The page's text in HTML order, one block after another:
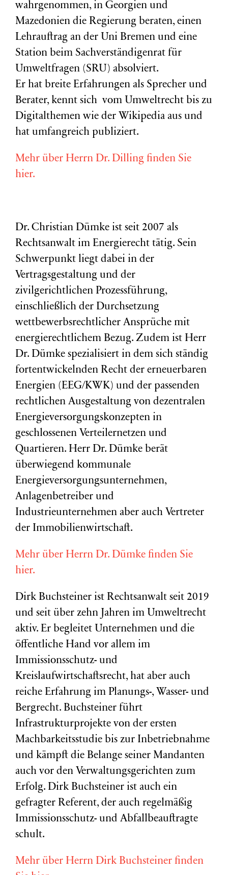
wahrgenommen, in Georgien und
Mazedonien die Regierung beraten, einen
Lehrauftrag an der Uni Bremen und eine
Station beim Sachverständigenrat für
Umweltfragen (SRU) absolviert.
Er hat breite Erfahrungen als Sprecher und
Berater, kennt sich vom Umweltrecht bis zu
Digitalthemen wie der Wikipedia aus und
hat umfangreich publiziert.
Mehr über Herrn Dr. Dilling finden Sie
hier.
Dr. Christian Dümke ist seit 2007 als
Rechtsanwalt im Energierecht tätig. Sein
Schwerpunkt liegt dabei in der
Vertragsgestaltung und der
zivilgerichtlichen Prozessführung,
einschließlich der Durchsetzung
wettbewerbsrechtlicher Ansprüche mit
energierechtlichem Bezug. Zudem ist Herr
Dr. Dümke spezialisiert in dem sich ständig
fortentwickelnden Recht der erneuerbaren
Energien (EEG/KWK) und der passenden
rechtlichen Ausgestaltung von dezentralen
Energieversorgungskonzepten in
geschlossenen Verteilernetzen und
Quartieren. Herr Dr. Dümke berät
überwiegend kommunale
Energieversorgungsunternehmen,
Anlagenbetreiber und
Industrieunternehmen aber auch Vertreter
der Immobilienwirtschaft.
Mehr über Herrn Dr. Dümke finden Sie
hier.
Dirk Buchsteiner ist Rechtsanwalt seit 2019
und seit über zehn Jahren im Umweltrecht
aktiv. Er begleitet Unternehmen und die
öffentliche Hand vor allem im
Immissionsschutz- und
Kreislaufwirtschaftsrecht, hat aber auch
reiche Erfahrung im Planungs-, Wasser- und
Bergrecht. Buchsteiner führt
Infrastrukturprojekte von der ersten
Machbarkeitsstudie bis zur Inbetriebnahme
und kämpft die Belange seiner Mandanten
auch vor den Verwaltungsgerichten zum
Erfolg. Dirk Buchsteiner ist auch ein
gefragter Referent, der auch regelmäßig
Immissionsschutz- und Abfallbeauftragte
schult.
Mehr über Herrn Dirk Buchsteiner finden